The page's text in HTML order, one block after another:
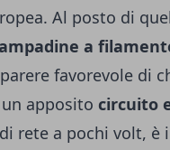
Al posto di
a
favorevole di
apposito circuito
rete a pochi volt, è